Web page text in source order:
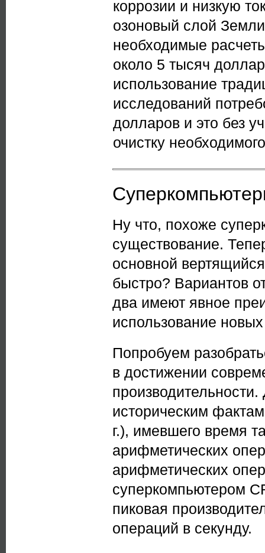
коррозии и низкую
озоновый слой
необходимые
около 5 тысяч
использование
исследований
долларов и это без
очистку
Ну что, похоже
существование.
основной
быстро? Вариантов
два имеют явное
использование
Попробуем
в достижении
историческим
г.), имевшего время
арифметических
арифметических
суперкомпьютером
пиковая
операций в секунду.